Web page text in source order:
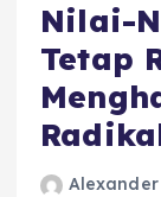
Nilai-
Tetap
Alexander